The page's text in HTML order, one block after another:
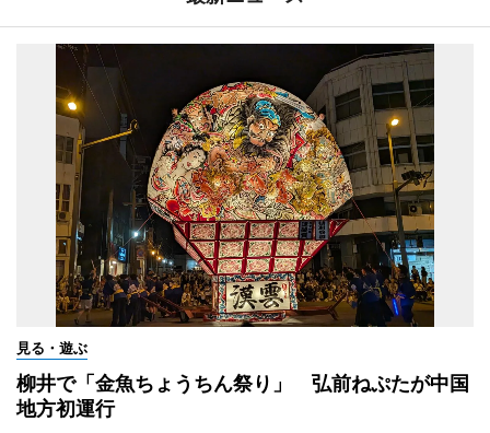
見る・遊ぶ
柳井で「金魚ちょうちん祭り」 弘前ねぷたが中国
地方初運行